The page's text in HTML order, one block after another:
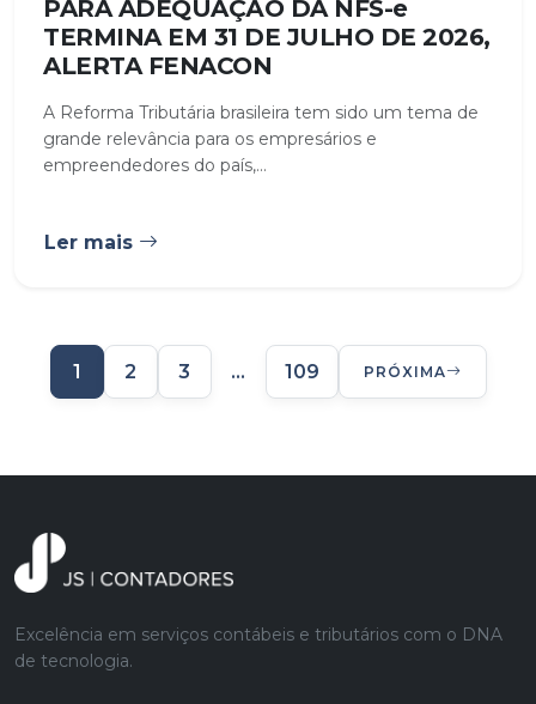
PARA ADEQUAÇÃO DA NFS-e
TERMINA EM 31 DE JULHO DE 2026,
ALERTA FENACON
A Reforma Tributária brasileira tem sido um tema de
grande relevância para os empresários e
empreendedores do país,...
Ler mais
1 2 3 … 109 PRÓXIMA
Excelência em serviços contábeis e tributários com o DNA
de tecnologia.